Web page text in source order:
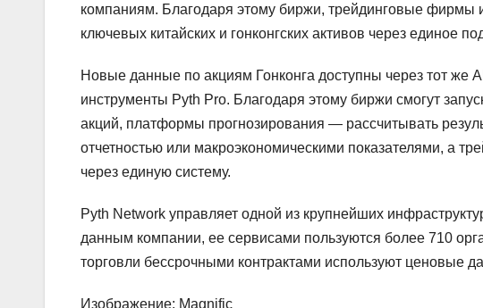
компаниям. Благодаря этому биржи, трейдинговые фирмы
ключевых китайских и гонконгских активов через единое
Новые данные по акциям Гонконга доступны через тот же
инструменты Pyth Pro. Благодаря этому биржи смогут
акций, платформы прогнозирования — рассчитывать
отчетностью или макроэкономическими показателями, а
через единую систему.
Pyth Network управляет одной из крупнейших
данным компании, ее сервисами пользуются более 710
торговли бессрочными контрактами используют ценовые
Изображение: Magnific